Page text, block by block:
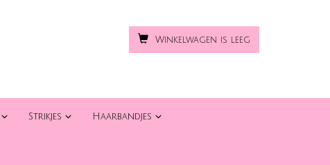
Winkelwagen is leeg
Strikjes Haarbandjes